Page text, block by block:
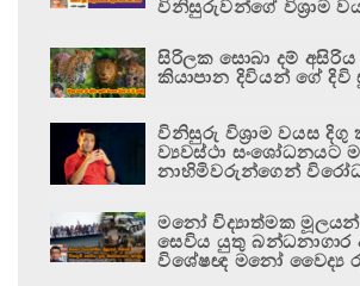
විනිසුරුවන්ගේ විශ්‍රාම
සිරිලක සොබා දම්
කියාපාන දිවියන් ගේ දිවි
විනිසුරු විශ්‍රාම වයස දිගු
ව්‍යවස්ථා සංශෝධනයට
නාහිමිවරුන්ගෙන්
මනෝ විද්‍යාත්මක
සෙවිය යුතු බන්ධනාගාර
විශේෂඥ මනෝ වෛද්‍ය